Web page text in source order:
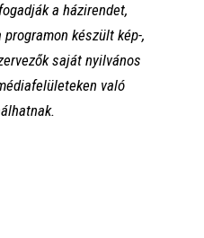
a házirendet,
készült kép-,
saját nyilvános
való